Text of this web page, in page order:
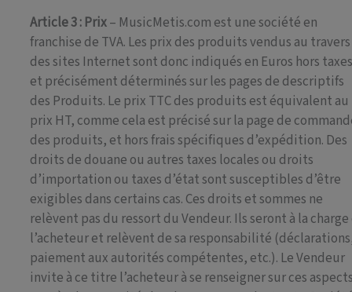
Article 3 : Prix– MusicMetis.com est une société en
franchise de TVA. Les prix des produits vendus au travers
des sites Internet sont donc indiqués en Euros hors
et précisément déterminés sur les pages de descriptifs
des Produits. Le prix TTC des produits est équivalent au
prix HT, comme cela est précisé sur la page de
des produits, et hors frais spécifiques d’expédition. Des
droits de douane ou autres taxes locales ou droits
d’importation ou taxes d’état sont susceptibles d’être
exigibles dans certains cas. Ces droits et sommes ne
relèvent pas du ressort du Vendeur. Ils seront à la
l’acheteur et relèvent de sa responsabilité
paiement aux autorités compétentes, etc.). Le Vendeur
invite à ce titre l’acheteur à se renseigner sur ces